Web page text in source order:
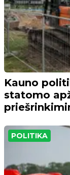
Kauno
statomo
POLITIKA